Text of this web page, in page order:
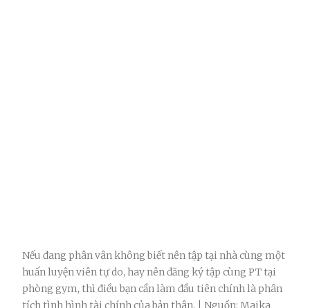
Nếu đang phân vân không biết nên tập tại nhà cùng một
huấn luyện viên tự do, hay nên đăng ký tập cùng PT tại
phòng gym, thì điều bạn cần làm đầu tiên chính là phân
tích tình hình tài chính của bản thân. | Nguồn: Maika